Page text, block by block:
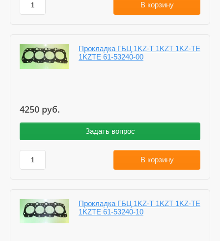
В корзину
Прокладка ГБЦ 1KZ-T 1KZT 1KZ-TE
1KZTE 61-53240-00
4250 руб.
Задать вопрос
В корзину
Прокладка ГБЦ 1KZ-T 1KZT 1KZ-TE
1KZTE 61-53240-10